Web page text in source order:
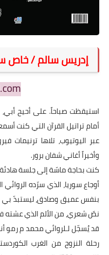
إدريس سالم / خاص
استيقظت صباحاً. على أحيح
أمام تراتيل القرآن التي كنت
عبر اليوتيوب، تلاها ترنيمات
وأخيراً أغاني شفان برور.
كنت بحاجة ماسّة إلى جلسة هادئة
أوجاع سوريا، الذي سرّده
بنفس عميق وصادق، ليستبدّ بي
نصّ شعري، من الألم الذي عشته
قد يُسجّل لـلروائي محمد م رمو
رحلة النزوح من الغرب